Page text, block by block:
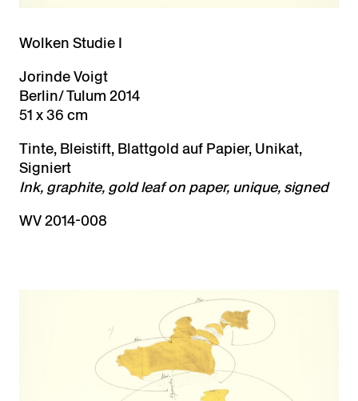
Wolken Studie I
Jorinde Voigt
Berlin/ Tulum 2014
51 x 36 cm
Tinte, Bleistift, Blattgold auf Papier, Unikat,
Signiert
Ink, graphite, gold leaf on paper, unique, signed
WV 2014-008